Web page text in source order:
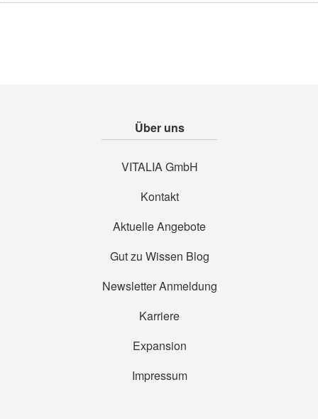
Über uns
VITALIA GmbH
Kontakt
Aktuelle Angebote
Gut zu Wissen Blog
Newsletter Anmeldung
Karriere
Expansion
Impressum